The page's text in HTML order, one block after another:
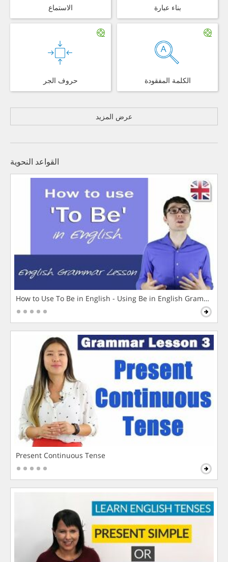
الاستماع بناء عبارة
حروف الجر الكلمة المفقودة
عرض المزيد
القواعد النحوية
How to Use To Be in English - Using Be in English Grammar
Present Continuous Tense